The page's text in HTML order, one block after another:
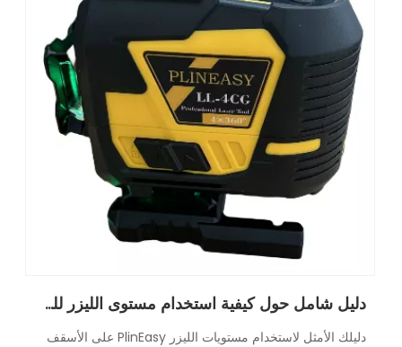
دليل شامل حول كيفية استخدام مستوى الليزر للسقف
دليلك الأمثل لاستخدام مستويات الليزر PlinEasy على الأسقف